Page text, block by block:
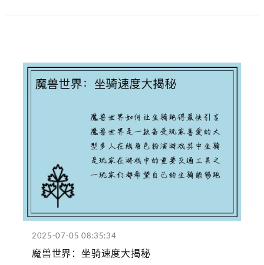
2025-07-05 08:35:34
魔兽世界：坐骑速度大揭秘